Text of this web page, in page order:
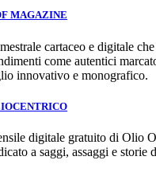
MAGAZINE
cartaceo e digitale
come autentici
innovativo e monografico.
digitale gratuito di Olio
a saggi, assaggi e storie